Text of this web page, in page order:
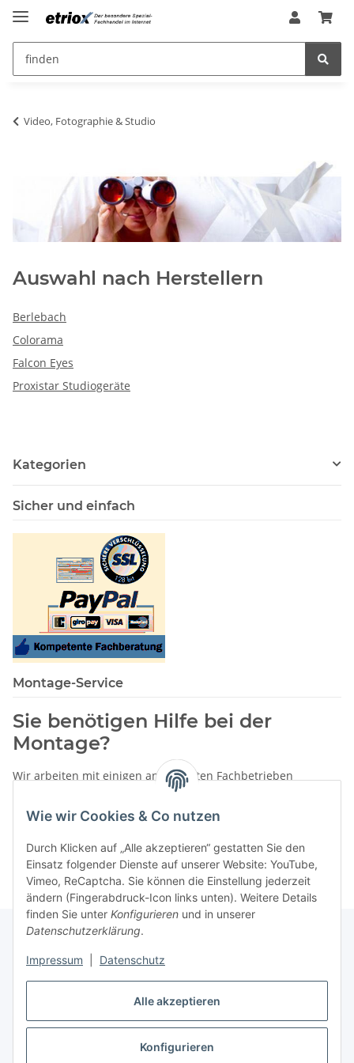
Alle akzeptieren
Konfigurieren
Wie wir Cookies & Co nutzen
Durch Klicken auf „Alle akzeptieren“ gestatten Sie den
Einsatz folgender Dienste auf unserer Website: YouTube,
Vimeo, ReCaptcha. Sie können die Einstellung jederzeit
ändern (Fingerabdruck-Icon links unten). Weitere Details
finden Sie unter Konfigurieren und in unserer
Datenschutzerklärung.
Impressum Datenschutz
Video, Fotographie & Studio
Auswahl nach Herstellern
Berlebach
Colorama
Falcon Eyes
Proxistar Studiogeräte
Kategorien
Sicher und einfach
Montage-Service
Sie benötigen Hilfe bei der
Montage?
Wir arbeiten mit einigen anerkannten Fachbetrieben
Rufen Sie uns einfach an:
oder schreiben Sie uns eine eMail!
Gesetzliche Informationen
Vertrag widerrufen